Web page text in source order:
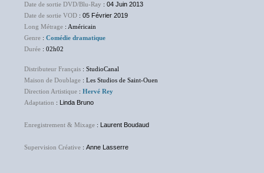
Date de sortie DVD/Blu-Ray : 04 Juin 2013
Date de sortie VOD : 05 Février 2019
Long Métrage : Américain
Genre : Comédie dramatique
Durée : 02h02
Distributeur Français : StudioCanal
Maison de Doublage : Les Studios de Saint-Ouen
Direction Artistique : Hervé Rey
Adaptation : Linda Bruno
Enregistrement & Mixage : Laurent Boudaud
Supervision Créative : Anne Lasserre